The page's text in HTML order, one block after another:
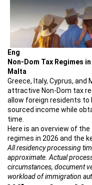
Eng
Non-Dom Tax Regimes
Malta
Greece, Italy, Cyprus,
attractive Non-Dom tax
allow foreign residents to
sourced income while
time.
Here is an overview of
regimes in 2026 and the
All residency processing
approximate. Actual
circumstances, document
workload of immigration